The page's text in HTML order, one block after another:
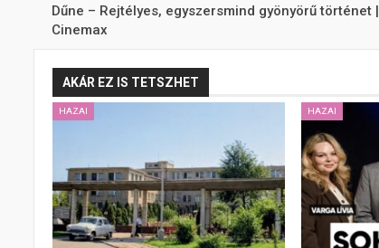
Dűne – Rejtélyes, egyszersmind gyönyörű történet |
Cinemax
AKÁR EZ IS TETSZHET
HAZAI HAZAI